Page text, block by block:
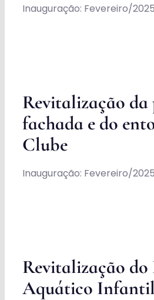
Inauguração: Fevereiro/2025
Revitalização
fachada e do
Clube
Inauguração: Fevereiro/2025
Revitalização do
Aquático